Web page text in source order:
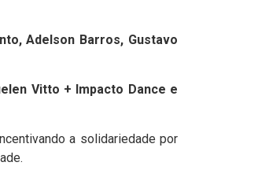
Adelson Barros, Gustavo
Vitto + Impacto Dance e
a solidariedade por